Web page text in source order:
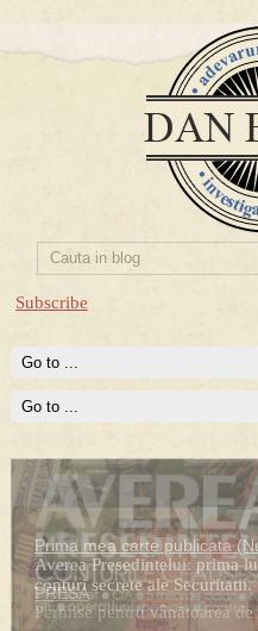
Subscribe
PRESA
Permise pentru vânătoarea
Prima mea carte publicata
Averea Presedintelui: prima
conturi secrete ale Securitatii.